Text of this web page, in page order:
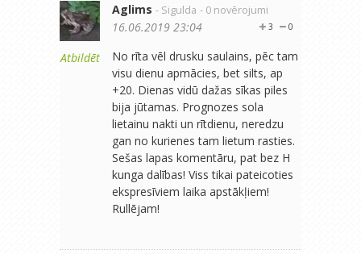
Atbildēt
Aglims - Sigulda - 0 novērojumi
0
3
16.06.2019 23:04
No rīta vēl drusku saulains, pēc tam
visu dienu apmācies, bet silts, ap
+20. Dienas vidū dažas sīkas piles
bija jūtamas. Prognozes sola
lietainu nakti un rītdienu, neredzu
gan no kurienes tam lietum rasties.
Sešas lapas komentāru, pat bez H
kunga dalības! Viss tikai pateicoties
ekspresīviem laika apstākļiem!
Rullējam!